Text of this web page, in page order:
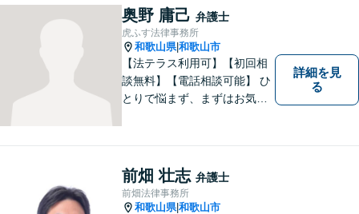
奥野 庸己 弁護士
虎ふす法律事務所
和歌山県|和歌山市
【法テラス利用可】【初回相
談無料】【電話相談可能】 ひ
とりで悩まず、まずはお気軽
た解決につながります。
詳細を見
る
前畑 壮志 弁護士
前畑法律事務所
和歌山県|和歌山市